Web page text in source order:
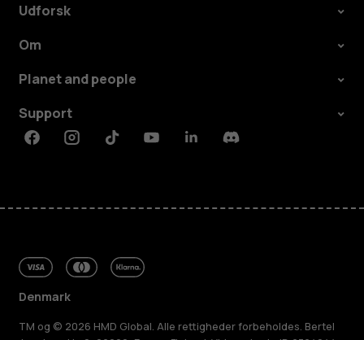
Udforsk
Om
Planet and people
Support
FacebookInstagramTiktokYoutubeLinkedinDiscord
Denmark
TM og © 2026 HMD Global. Alle rettigheder forbeholdes. Bertel